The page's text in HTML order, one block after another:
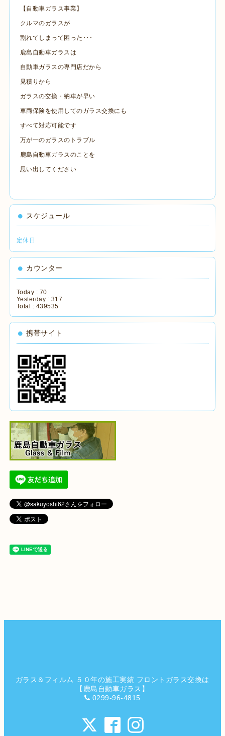
【自動車ガラス事業】
クルマのガラスが
割れてしまって困った･･･
鹿島自動車ガラスは
自動車ガラスの専門店だから
見積りから
ガラスの交換・納車が早い
車両保険を使用してのガラス交換にも
すべて対応可能です
万が一のガラスのトラブル
鹿島自動車ガラスのことを
思い出してください
スケジュール
定休日
カウンター
Today : 70
Yesterday : 317
Total : 439535
携帯サイト
ガラス＆フィルム ５０年の施工実績 フロントガラス交換は
【鹿島自動車ガラス】
0299-96-4815